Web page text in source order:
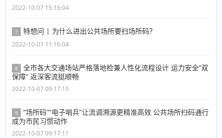
2022-10-07 15:16:04
7 特想问 | 为什么进出公共场所要扫场所码？
2022-10-07 11:16:04
8
全市各大交通场站严格落地检兼人性化流程设计 运力安全“双
保障” 返深客流挺顺畅
2022-10-07 09:17:15
9
“场所码”“电子哨兵”让流调溯源更精准高效 公共场所扫码通行
成为市民习惯动作
2022-10-07 09:17:11